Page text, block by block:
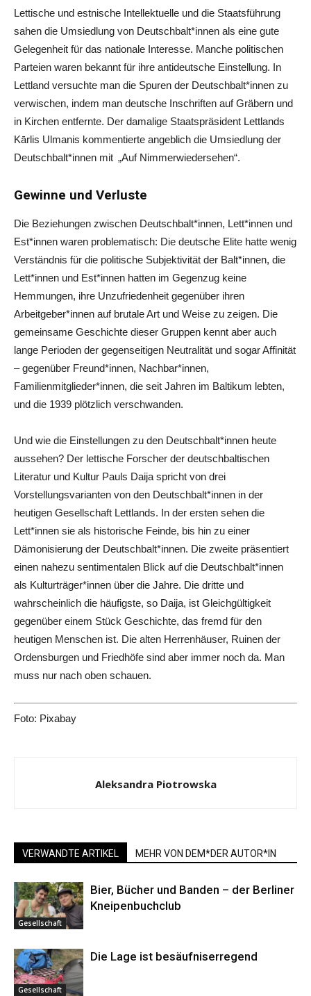
Lettische und estnische Intellektuelle und die Staatsführung
sahen die Umsiedlung von Deutschbalt*innen als eine gute
Gelegenheit für das nationale Interesse. Manche politischen
Parteien waren bekannt für ihre antideutsche Einstellung. In
Lettland versuchte man die Spuren der Deutschbalt*innen zu
verwischen, indem man deutsche Inschriften auf Gräbern und
in Kirchen entfernte. Der damalige Staatspräsident Lettlands
Kārlis Ulmanis kommentierte angeblich die Umsiedlung der
Deutschbalt*innen mit „Auf Nimmerwiedersehen“.
Gewinne und Verluste
Die Beziehungen zwischen Deutschbalt*innen, Lett*innen und
Est*innen waren problematisch: Die deutsche Elite hatte wenig
Verständnis für die politische Subjektivität der Balt*innen, die
Lett*innen und Est*innen hatten im Gegenzug keine
Hemmungen, ihre Unzufriedenheit gegenüber ihren
Arbeitgeber*innen auf brutale Art und Weise zu zeigen. Die
gemeinsame Geschichte dieser Gruppen kennt aber auch
lange Perioden der gegenseitigen Neutralität und sogar Affinität
– gegenüber Freund*innen, Nachbar*innen,
Familienmitglieder*innen, die seit Jahren im Baltikum lebten,
und die 1939 plötzlich verschwanden.
Und wie die Einstellungen zu den Deutschbalt*innen heute
aussehen? Der lettische Forscher der deutschbaltischen
Literatur und Kultur Pauls Daija spricht von drei
Vorstellungsvarianten von den Deutschbalt*innen in der
heutigen Gesellschaft Lettlands. In der ersten sehen die
Lett*innen sie als historische Feinde, bis hin zu einer
Dämonisierung der Deutschbalt*innen. Die zweite präsentiert
einen nahezu sentimentalen Blick auf die Deutschbalt*innen
als Kulturträger*innen über die Jahre. Die dritte und
wahrscheinlich die häufigste, so Daija, ist Gleichgültigkeit
gegenüber einem Stück Geschichte, das fremd für den
heutigen Menschen ist. Die alten Herrenhäuser, Ruinen der
Ordensburgen und Friedhöfe sind aber immer noch da. Man
muss nur nach oben schauen.
Foto: Pixabay
Aleksandra Piotrowska
VERWANDTE ARTIKEL MEHR VON DEM*DER AUTOR*IN
Gesellschaft
Bier, Bücher und Banden – der Berliner
Kneipenbuchclub
Gesellschaft
Die Lage ist besäufniserregend